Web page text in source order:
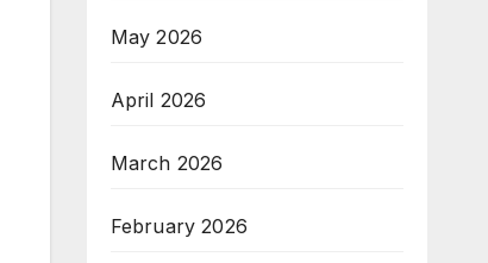
May 2026
April 2026
March 2026
February 2026